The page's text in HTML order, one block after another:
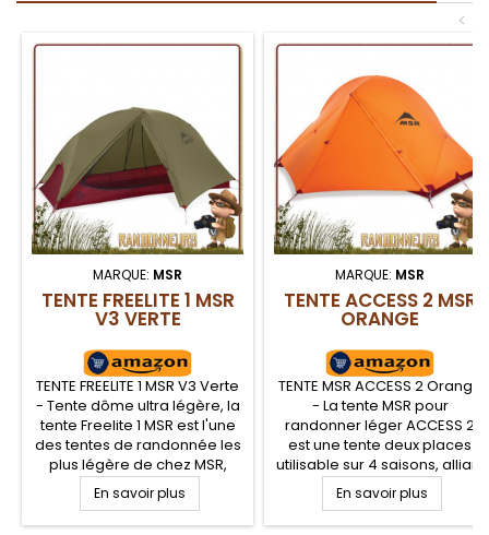
<
MARQUE: MSR
TENTE FREELITE 1 MSR
V3 VERTE
TENTE FREELITE 1 MSR V3 Verte
- Tente dôme ultra légère, la
tente Freelite 1 MSR est l'une
des tentes de randonnée les
plus légère de chez MSR,
voire du marché,
spécialement adaptée à la
randonnée et au trek. Tente 3
En savoir plus
MARQUE: MSR
TENTE ACCESS 2 MSR
ORANGE
TENTE MSR ACCESS 2 Orange
- La tente MSR pour
randonner léger ACCESS 2
est une tente deux places
utilisable sur 4 saisons, alliant
robustesse, facilité de
montage et surtout MSR
propose sa tente 4 saisons
En savoir plus